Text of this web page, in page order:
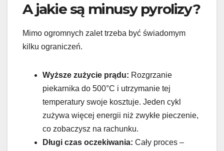
A jakie są minusy pyrolizy?
Mimo ogromnych zalet trzeba być świadomym
kilku ograniczeń.
Wyższe zużycie prądu: Rozgrzanie
piekarnika do 500°C i utrzymanie tej
temperatury swoje kosztuje. Jeden cykl
zużywa więcej energii niż zwykłe pieczenie,
co zobaczysz na rachunku.
Długi czas oczekiwania: Cały proces –